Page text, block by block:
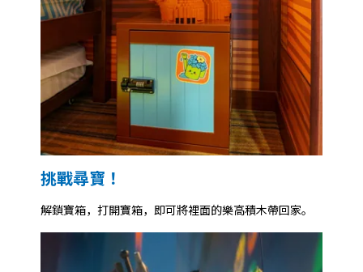
挑戰尋寶！
解鎖寶箱，打開寶箱，即可將裡面的樂高積木帶回家。